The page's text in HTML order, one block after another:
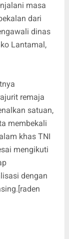
masa
dari
dinas
Lantamal,
remaja
satuan,
membekali
khas TNI
mengikuti
dengan